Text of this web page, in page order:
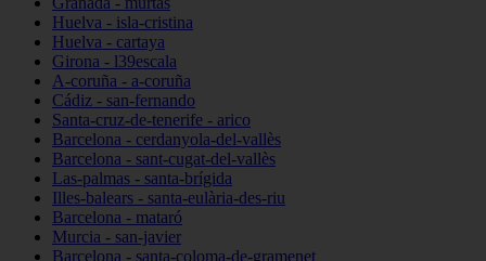
Huelva - isla-cristina
Huelva - cartaya
Girona - l39escala
A-coruña - a-coruña
Cádiz - san-fernando
Santa-cruz-de-tenerife - arico
Barcelona - cerdanyola-del-vallès
Barcelona - sant-cugat-del-vallès
Las-palmas - santa-brígida
Illes-balears - santa-eulària-des-riu
Barcelona - mataró
Murcia - san-javier
Barcelona - santa-coloma-de-gramenet